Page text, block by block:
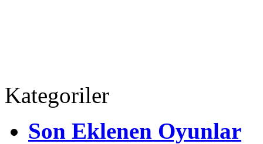
Kategoriler
Son Eklenen Oyunlar